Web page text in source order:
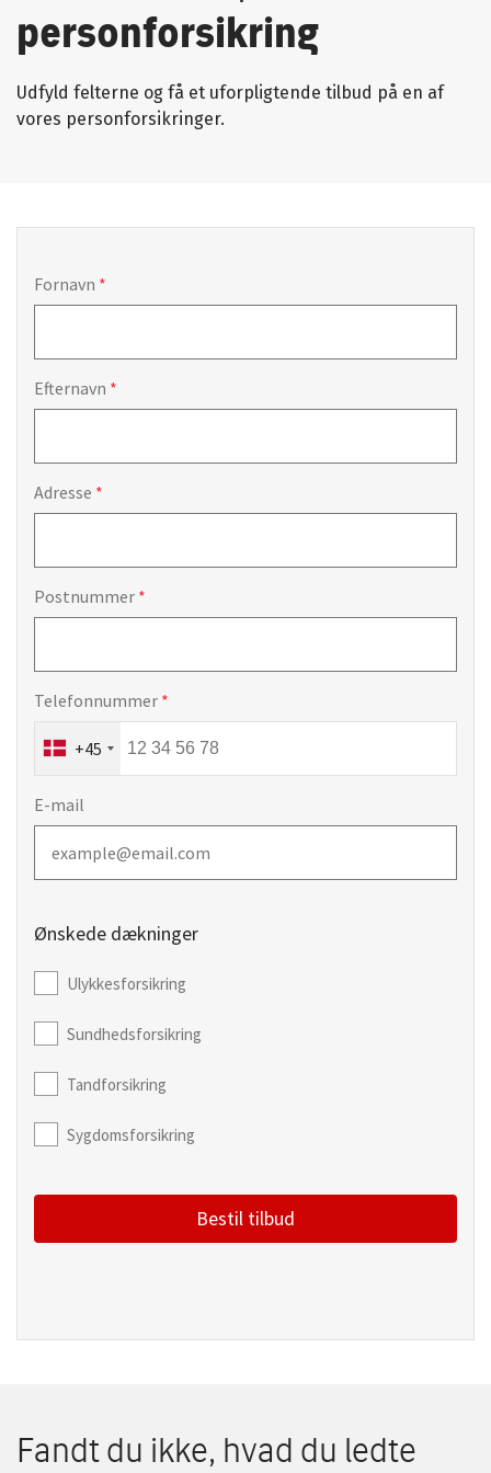
personforsikring
Udfyld felterne og få et uforpligtende tilbud på en af
vores personforsikringer.
Fornavn
Efternavn
Adresse
Postnummer
Telefonnummer
+45
E-mail
Ønskede dækninger
Ulykkesforsikring
Sundhedsforsikring
Tandforsikring
Sygdomsforsikring
Bestil tilbud
Fandt du ikke, hvad du ledte